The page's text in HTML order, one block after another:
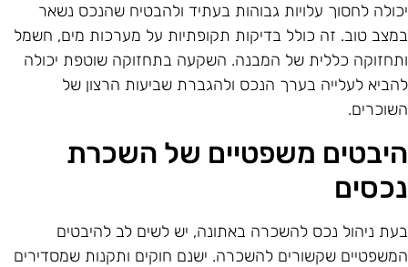
לחסוך עלויות גבוהות בעתיד ולהבטיח שהנכס נשאר
טוב. זה כולל בדיקות תקופתיות על מערכות מים, חשמל
כללית של המבנה. השקעה בתחזוקה שוטפת יכולה
לעלייה בערך הנכס ולהגברת שביעות הרצון של
משפטיים של השכרת
ניהול נכס להשכרה באתונה, יש לשים לב להיבטים
שקשורים להשכרה. ישנם חוקים ותקנות שמסדירים